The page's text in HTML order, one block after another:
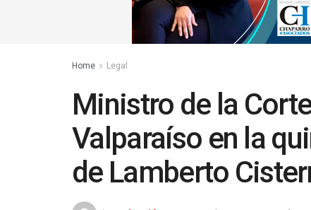
Home Legal
Ministro de la
Valparaíso en la
de Lamberto